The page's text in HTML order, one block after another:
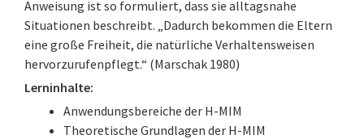
Anweisung ist so formuliert, dass sie alltagsnahe
Situationen beschreibt. „Dadurch bekommen die Eltern
eine große Freiheit, die natürliche Verhaltensweisen
hervorzurufenpflegt.“ (Marschak 1980)
Lerninhalte:
Anwendungsbereiche der H-MIM
Theoretische Grundlagen der H-MIM